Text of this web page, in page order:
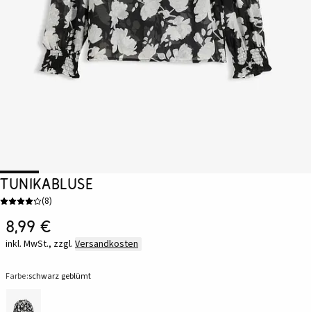
Tunikabluse
(8)
8,99 €
inkl. MwSt., zzgl. Versandkosten
Farbe:schwarz geblümt